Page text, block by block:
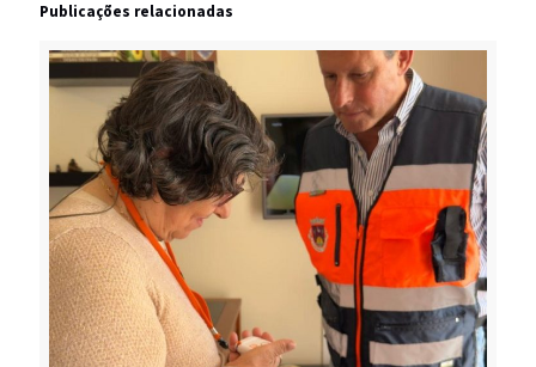
Publicações relacionadas